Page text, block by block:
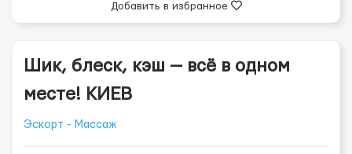
Добавить в избранное
Шик, блеск, кэш — всё в одном
месте! КИЕВ
Эскорт - Массаж